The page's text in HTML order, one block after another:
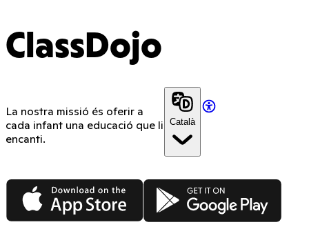
ClassDojo
La nostra missió és oferir a
cada infant una educació que li
encanti.
Català
App Store Google Play